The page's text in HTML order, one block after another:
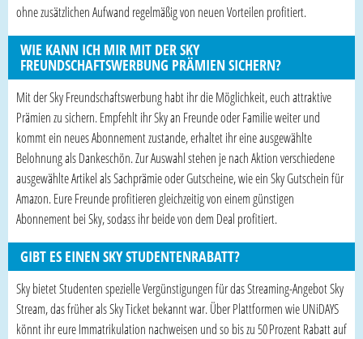
ohne zusätzlichen Aufwand regelmäßig von neuen Vorteilen profitiert.
WIE KANN ICH MIR MIT DER SKY
FREUNDSCHAFTSWERBUNG PRÄMIEN SICHERN?
Mit der Sky Freundschaftswerbung habt ihr die Möglichkeit, euch attraktive
Prämien zu sichern. Empfehlt ihr Sky an Freunde oder Familie weiter und
kommt ein neues Abonnement zustande, erhaltet ihr eine ausgewählte
Belohnung als Dankeschön. Zur Auswahl stehen je nach Aktion verschiedene
ausgewählte Artikel als Sachprämie oder Gutscheine, wie ein Sky Gutschein für
Amazon. Eure Freunde profitieren gleichzeitig von einem günstigen
Abonnement bei Sky, sodass ihr beide von dem Deal profitiert.
GIBT ES EINEN SKY STUDENTENRABATT?
Sky bietet Studenten spezielle Vergünstigungen für das Streaming-Angebot Sky
Stream, das früher als Sky Ticket bekannt war. Über Plattformen wie UNiDAYS
könnt ihr eure Immatrikulation nachweisen und so bis zu 50 Prozent Rabatt auf